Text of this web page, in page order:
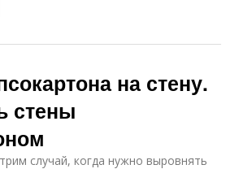
на стену.
стены
случай, когда нужно выровнять